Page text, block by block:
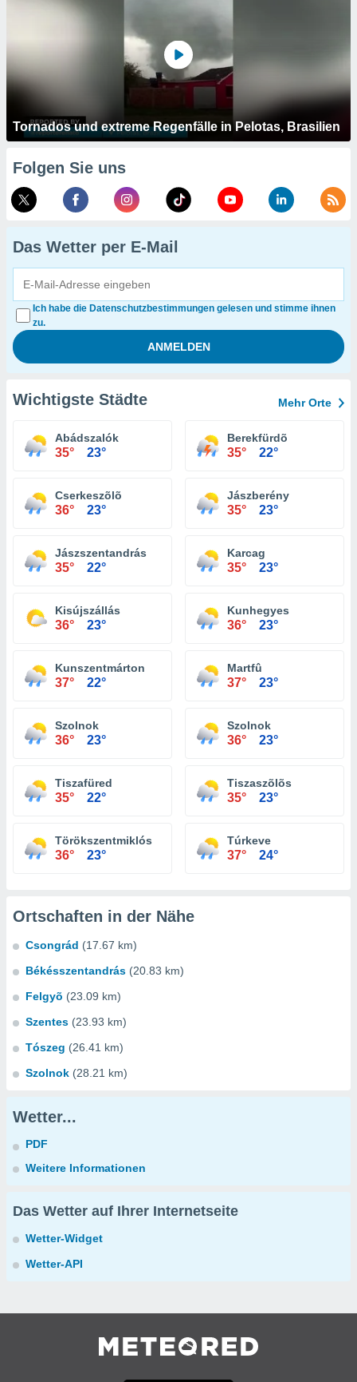
Tornados und extreme Regenfälle in Pelotas, Brasilien
Folgen Sie uns
Das Wetter per E-Mail
Ich habe die Datenschutzbestimmungen gelesen und stimme ihnen
zu.
Wichtigste Städte Mehr Orte
Abádszalók
35° 23°
Berekfürdõ
35° 22°
Cserkeszõlõ
36° 23°
Jászberény
35° 23°
Jászszentandrás
35° 22°
Karcag
35° 23°
Kisújszállás
36° 23°
Kunhegyes
36° 23°
Kunszentmárton
37° 22°
Martfû
37° 23°
Szolnok
36° 23°
Szolnok
36° 23°
Tiszafüred
35° 22°
Tiszaszõlõs
35° 23°
Törökszentmiklós
36° 23°
Túrkeve
37° 24°
Ortschaften in der Nähe
Csongrád (17.67 km)
Békésszentandrás (20.83 km)
Felgyõ (23.09 km)
Szentes (23.93 km)
Tószeg (26.41 km)
Szolnok (28.21 km)
Wetter...
PDF
Weitere Informationen
Das Wetter auf Ihrer Internetseite
Wetter-Widget
Wetter-API